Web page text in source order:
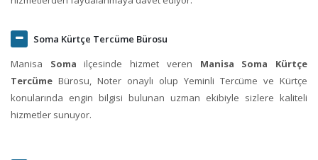
Soma Kürtçe Tercüme Bürosu
Manisa Soma ilçesinde hizmet veren Manisa Soma Kürtçe
Tercüme Bürosu, Noter onaylı olup Yeminli Tercüme ve Kürtçe
konularında engin bilgisi bulunan uzman ekibiyle sizlere kaliteli
hizmetler sunuyor.